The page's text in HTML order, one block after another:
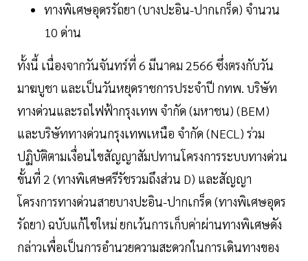
ทางพิเศษอุดรรัถยา (บางปะอิน-ปากเกร็ด) จำนวน
10 ด่าน
ทั้งนี้ เนื่องจากวันจันทร์ที่ 6 มีนาคม 2566 ซึ่งตรงกับวัน
มาฆบูชา และเป็นวันหยุดราชการประจำปี กทพ. บริษัท
ทางด่วนและรถไฟฟ้ากรุงเทพ จำกัด (มหาชน) (BEM)
และบริษัททางด่วนกรุงเทพเหนือ จำกัด (NECL) ร่วม
ปฏิบัติตามเงื่อนไขสัญญาสัมปทานโครงการระบบทางด่วน
ขั้นที่ 2 (ทางพิเศษศรีรัชรวมถึงส่วน D) และสัญญา
โครงการทางด่วนสายบางปะอิน-ปากเกร็ด (ทางพิเศษอุดร
รัถยา) ฉบับแก้ไขใหม่ ยกเว้นการเก็บค่าผ่านทางพิเศษดัง
กล่าวเพื่อเป็นการอำนวยความสะดวกในการเดินทางของ